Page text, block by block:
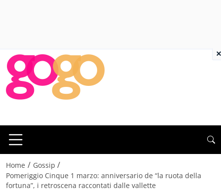
Home / Gossip /
Pomeriggio Cinque 1 marzo: anniversario de “la ruota della
fortuna”, i retroscena raccontati dalle vallette
×